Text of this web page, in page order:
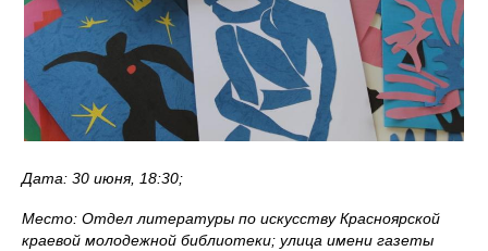
Дата: 30 июня, 18:30;
Место: Отдел литературы по искусству Красноярской
краевой молодежной библиотеки; улица имени газеты